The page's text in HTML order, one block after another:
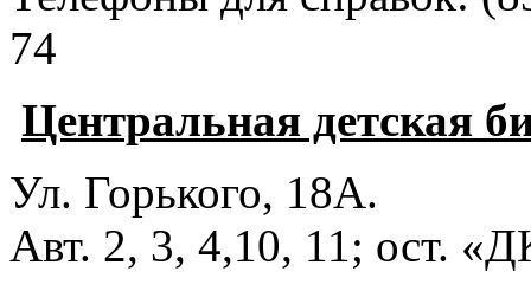
74
Центральная детская
Ул. Горького, 18А.
Авт. 2, 3, 4,10, 11; ост.